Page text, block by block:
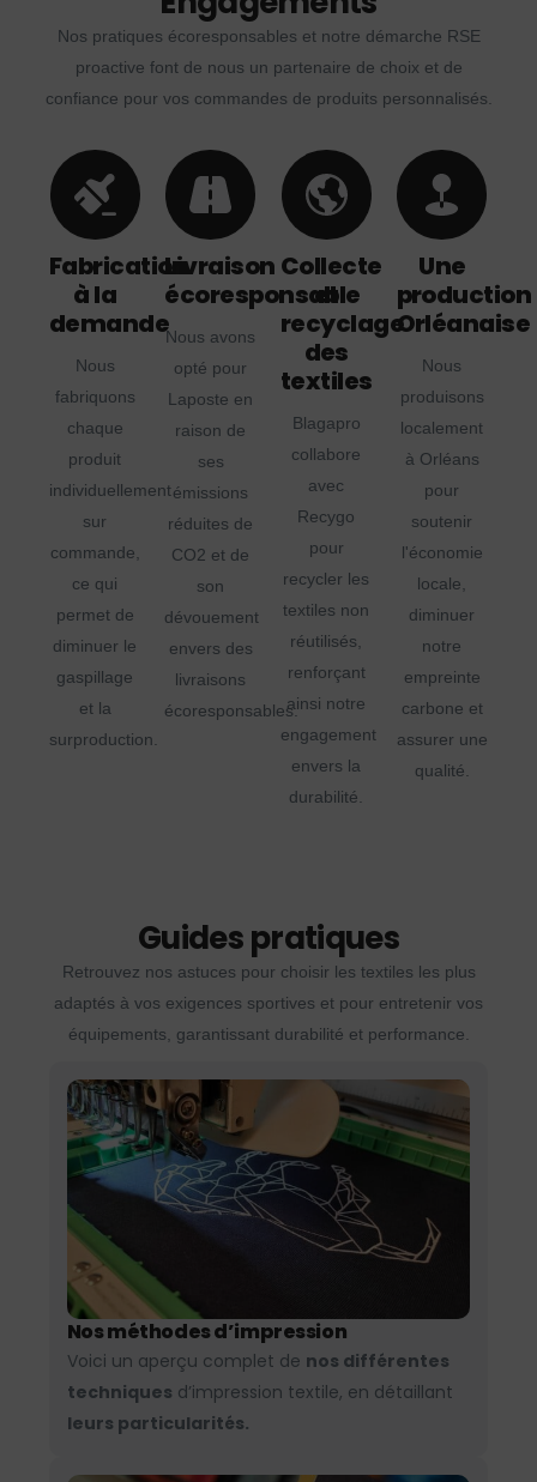
Nos pratiques écoresponsables et notre démarche RSE
proactive font de nous un partenaire de choix et de
confiance pour vos commandes de produits personnalisés.
Fabrication
à la
demande
Nous
fabriquons
chaque
produit
individuellement
sur
commande,
ce qui
permet de
diminuer le
gaspillage
et la
surproduction.
Livraison
écoresponsable
Nous avons
opté pour
Laposte en
raison de
ses
émissions
réduites de
CO2 et de
son
dévouement
envers des
livraisons
écoresponsables.
Collecte
et
recyclage
des
textiles
Blagapro
collabore
avec
Recygo
pour
recycler les
textiles non
réutilisés,
renforçant
ainsi notre
engagement
envers la
durabilité.
Une
production
Orléanaise
Nous
produisons
localement
à Orléans
pour
soutenir
l'économie
locale,
diminuer
notre
empreinte
carbone et
assurer une
qualité.
Guides pratiques
Retrouvez nos astuces pour choisir les textiles les plus
adaptés à vos exigences sportives et pour entretenir vos
équipements, garantissant durabilité et performance.
Nos méthodes d’impression
Voici un aperçu complet de nos différentes
techniques d’impression textile, en détaillant
leurs particularités.